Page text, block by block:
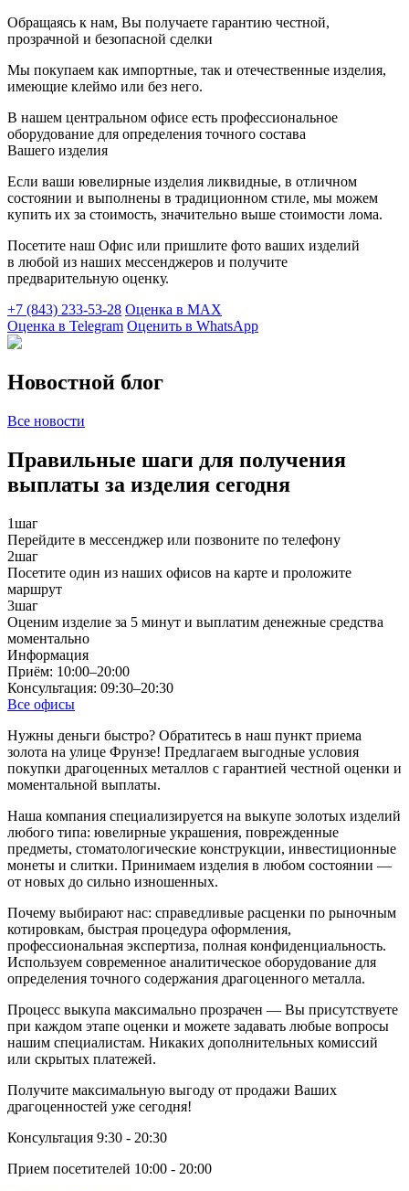
Обращаясь к нам, Вы получаете гарантию честной,
прозрачной и безопасной сделки
Мы покупаем как импортные, так и отечественные изделия,
имеющие клеймо или без него.
В нашем центральном офисе есть профессиональное
оборудование для определения точного состава
Вашего изделия
Если ваши ювелирные изделия ликвидные, в отличном
состоянии и выполнены в традиционном стиле, мы можем
купить их за стоимость, значительно выше стоимости лома.
Посетите наш Офис или пришлите фото ваших изделий
в любой из наших мессенджеров и получите
предварительную оценку.
+7 (843) 233-53-28 Оценка в MAX
Оценка в Telegram Оценить в WhatsApp
Новостной блог
Все новости
Правильные шаги для получения
выплаты за изделия сегодня
1шаг
Перейдите в мессенджер или позвоните по телефону
2шаг
Посетите один из наших офисов на карте и проложите
маршрут
3шаг
Оценим изделие за 5 минут и выплатим денежные средства
моментально
Информация
Приём: 10:00–20:00
Консультация: 09:30–20:30
Все офисы
Нужны деньги быстро? Обратитесь в наш пункт приема
золота на улице Фрунзе! Предлагаем выгодные условия
покупки драгоценных металлов с гарантией честной оценки и
моментальной выплаты.
Наша компания специализируется на выкупе золотых изделий
любого типа: ювелирные украшения, поврежденные
предметы, стоматологические конструкции, инвестиционные
монеты и слитки. Принимаем изделия в любом состоянии —
от новых до сильно изношенных.
Почему выбирают нас: справедливые расценки по рыночным
котировкам, быстрая процедура оформления,
профессиональная экспертиза, полная конфиденциальность.
Используем современное аналитическое оборудование для
определения точного содержания драгоценного металла.
Процесс выкупа максимально прозрачен — Вы присутствуете
при каждом этапе оценки и можете задавать любые вопросы
нашим специалистам. Никаких дополнительных комиссий
или скрытых платежей.
Получите максимальную выгоду от продажи Ваших
драгоценностей уже сегодня!
Консультация 9:30 - 20:30
Прием посетителей 10:00 - 20:00